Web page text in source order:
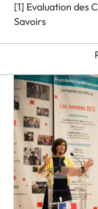
[1] Evaluation des
Savoirs